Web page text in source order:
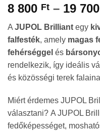
8 800 Ft – 19 700
A JUPOL Brilliant egy
falfesték, amely magas
fehérséggel és
rendelkezik, így ideális
és közösségi terek
Miért érdemes JUPOL
választani? A JUPOL
fedőképességet,